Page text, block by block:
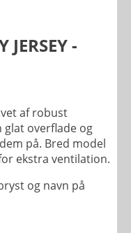
-
af robust
overflade og
på. Bred model
ekstra ventilation.
og navn på